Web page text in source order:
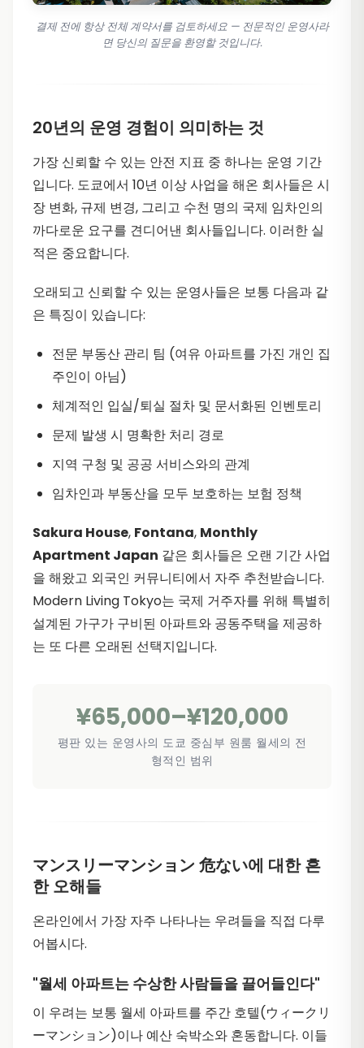
결제 전에 항상 전체 계약서를 검토하세요 — 전문적인 운영사라
면 당신의 질문을 환영할 것입니다.
20년의 운영 경험이 의미하는 것
가장 신뢰할 수 있는 안전 지표 중 하나는 운영 기간
입니다. 도쿄에서 10년 이상 사업을 해온 회사들은 시
장 변화, 규제 변경, 그리고 수천 명의 국제 임차인의
까다로운 요구를 견디어낸 회사들입니다. 이러한 실
적은 중요합니다.
오래되고 신뢰할 수 있는 운영사들은 보통 다음과 같
은 특징이 있습니다:
전문 부동산 관리 팀 (여유 아파트를 가진 개인 집
주인이 아님)
체계적인 입실/퇴실 절차 및 문서화된 인벤토리
문제 발생 시 명확한 처리 경로
지역 구청 및 공공 서비스와의 관계
임차인과 부동산을 모두 보호하는 보험 정책
Sakura House, Fontana, Monthly
Apartment Japan 같은 회사들은 오랜 기간 사업
을 해왔고 외국인 커뮤니티에서 자주 추천받습니다.
Modern Living Tokyo는 국제 거주자를 위해 특별히
설계된 가구가 구비된 아파트와 공동주택을 제공하
는 또 다른 오래된 선택지입니다.
¥65,000–¥120,000
평판 있는 운영사의 도쿄 중심부 원룸 월세의 전
형적인 범위
マンスリーマンション 危ない에 대한 흔
한 오해들
온라인에서 가장 자주 나타나는 우려들을 직접 다루
어봅시다.
"월세 아파트는 수상한 사람들을 끌어들인다"
이 우려는 보통 월세 아파트를 주간 호텔(ウィークリ
ーマンション)이나 예산 숙박소와 혼동합니다. 이들